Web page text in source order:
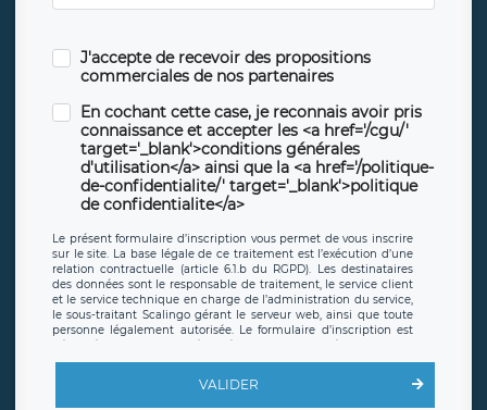
J'accepte de recevoir des propositions
commerciales de nos partenaires
En cochant cette case, je reconnais avoir pris
connaissance et accepter les <a href='/cgu/'
target='_blank'>conditions générales
d'utilisation</a> ainsi que la <a href='/politique-
de-confidentialite/' target='_blank'>politique
de confidentialite</a>
Le présent formulaire d’inscription vous permet de vous inscrire
sur le site. La base légale de ce traitement est l’exécution d’une
relation contractuelle (article 6.1.b du RGPD). Les destinataires
des données sont le responsable de traitement, le service client
et le service technique en charge de l’administration du service,
le sous-traitant Scalingo gérant le serveur web, ainsi que toute
personne légalement autorisée. Le formulaire d’inscription est
offrant desclauses de protection conformes au RGPD. Les
en sollicite la suppression, étant entendu que vous pouvez
demander la suppression de vos données et retirer votre
VALIDER